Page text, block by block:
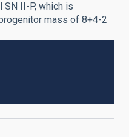
SN II-P, which is
mass of 8+4-2